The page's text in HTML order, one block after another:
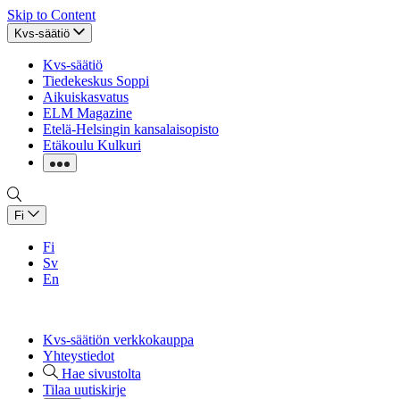
Skip to Content
Kvs-säätiö
Kvs-säätiö
Tiedekeskus Soppi
Aikuiskasvatus
ELM Magazine
Etelä-Helsingin kansalaisopisto
Etäkoulu Kulkuri
Fi
Fi
Sv
En
Kvs-säätiön verkkokauppa
Yhteystiedot
Hae sivustolta
Tilaa uutiskirje